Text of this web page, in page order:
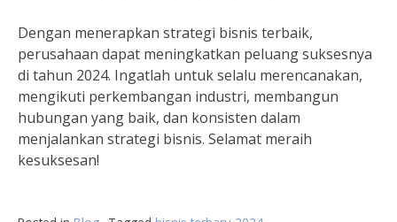
Dengan menerapkan strategi bisnis terbaik,
perusahaan dapat meningkatkan peluang suksesnya
di tahun 2024. Ingatlah untuk selalu merencanakan,
mengikuti perkembangan industri, membangun
hubungan yang baik, dan konsisten dalam
menjalankan strategi bisnis. Selamat meraih
kesuksesan!